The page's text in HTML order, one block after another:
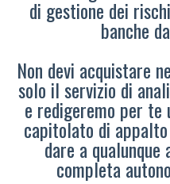
di gestione dei
banche
Non devi acquistare
solo il servizio di
e redigeremo per te
capitolato di
dare a
completa